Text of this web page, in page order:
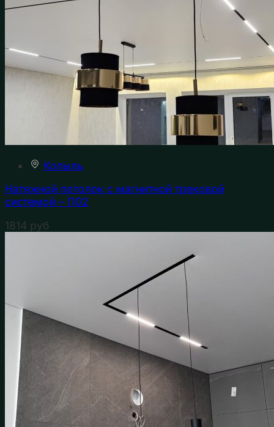
Копыль
Натяжной потолок с магнитной трековой
системой – П02
1814 руб